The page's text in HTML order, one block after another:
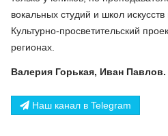
вокальных студий и школ
Культурно-просветительский
регионах.
Валерия Горькая, Иван
Наш канал в Telegram